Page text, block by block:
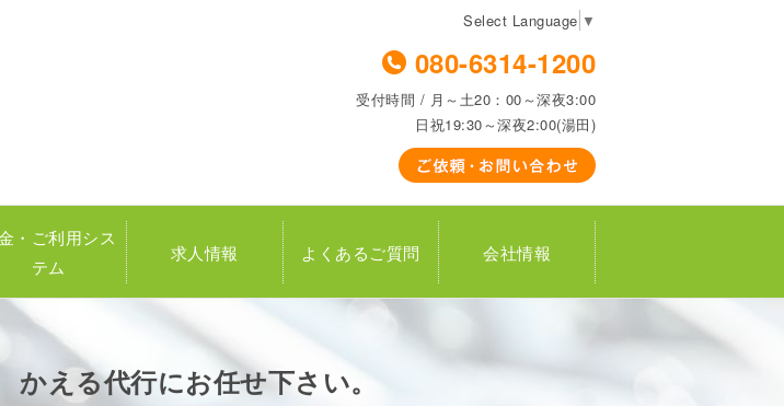
Select Language ▼
080-6314-1200
受付時間 / 月～土20：00～深夜3:00
日祝19:30～深夜2:00(湯田)
・ご利用シス
テム
求人情報 よくあるご質問 会社情報
える代行にお任せ下さい。